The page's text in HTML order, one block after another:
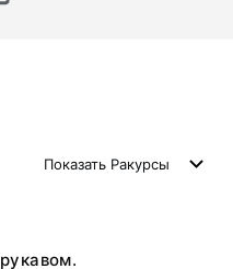
Показать Ракурсы